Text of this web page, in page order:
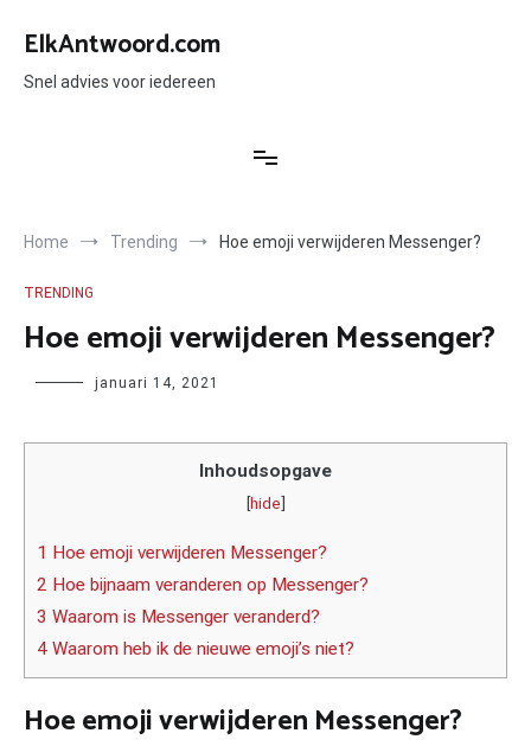
naar
inhoud
ElkAntwoord.com
Snel advies voor iedereen
Home Trending Hoe emoji verwijderen Messenger?
TRENDING
Hoe emoji verwijderen Messenger?
Author januari 14, 2021
Inhoudsopgave
[hide]
1 Hoe emoji verwijderen Messenger?
2 Hoe bijnaam veranderen op Messenger?
3 Waarom is Messenger veranderd?
4 Waarom heb ik de nieuwe emoji’s niet?
Hoe emoji verwijderen Messenger?